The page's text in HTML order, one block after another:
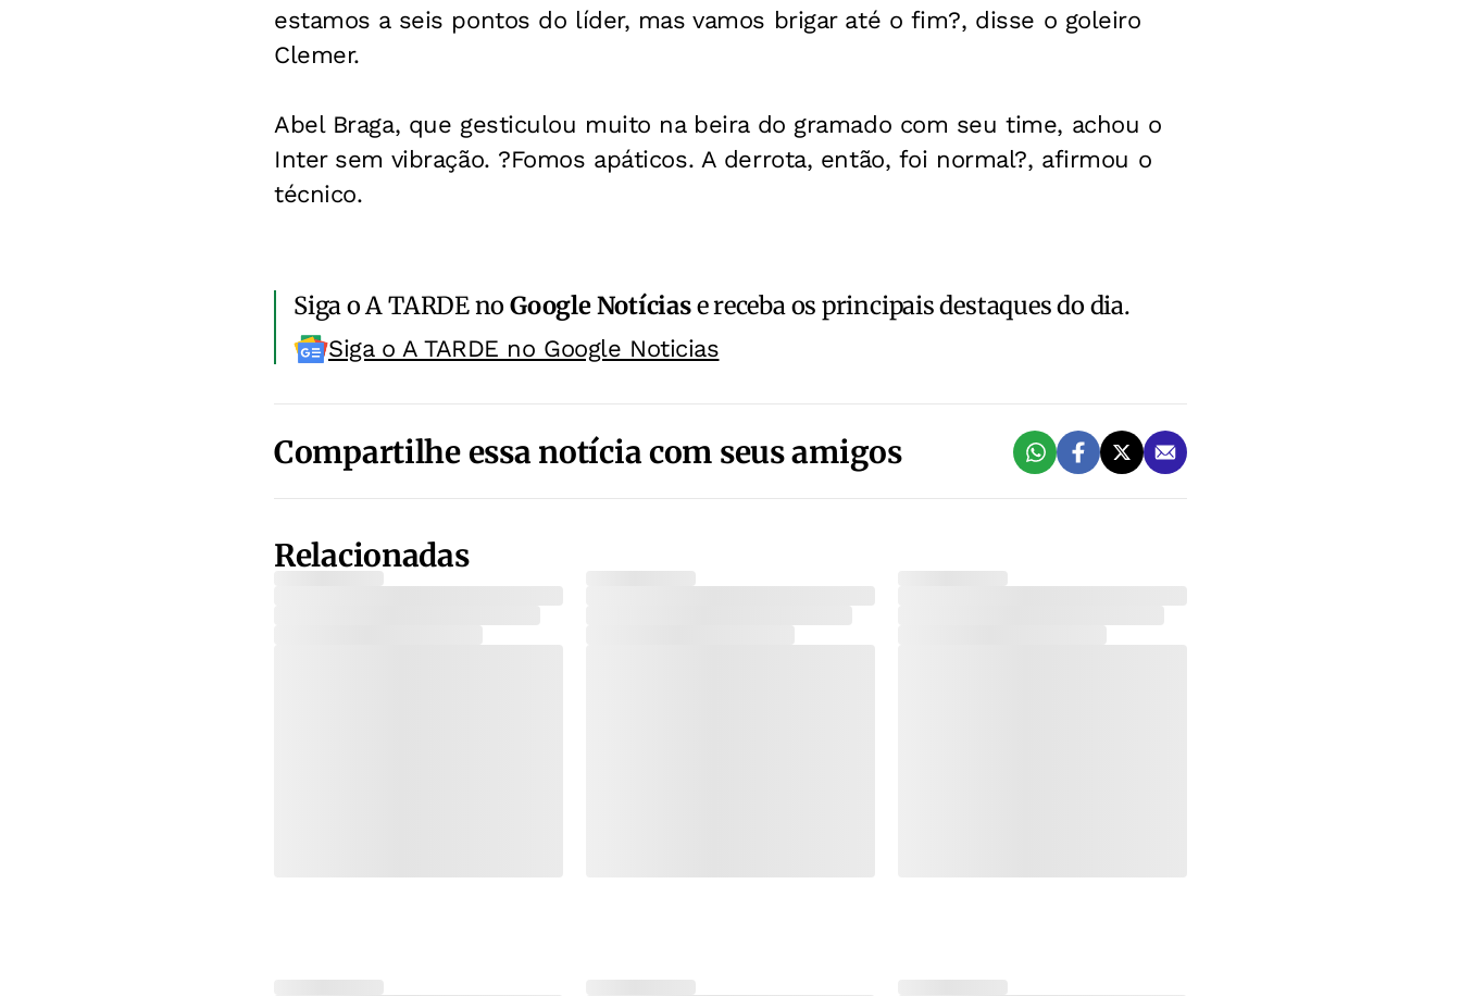
estamos a seis pontos do líder, mas vamos brigar até o fim?, disse o goleiro
Clemer.
Abel Braga, que gesticulou muito na beira do gramado com seu time, achou o
Inter sem vibração. ?Fomos apáticos. A derrota, então, foi normal?, afirmou o
técnico.
Siga o A TARDE noGoogle Notíciase receba os principais destaques do dia.
Siga o A TARDE no Google Noticias
Compartilhe essa notícia com seus amigos
Relacionadas